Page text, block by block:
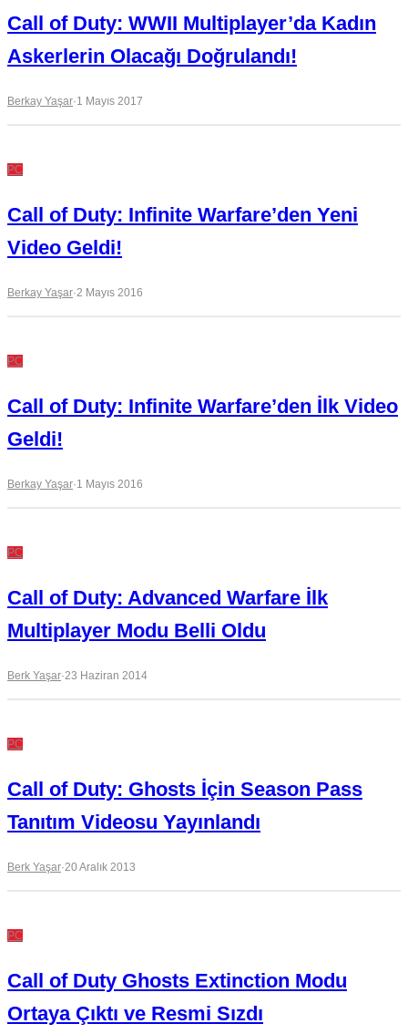
Call of Duty: WWII Multiplayer’da Kadın
Askerlerin Olacağı Doğrulandı!
Berkay Yaşar·1 Mayıs 2017
PC
Call of Duty: Infinite Warfare’den Yeni
Video Geldi!
Berkay Yaşar·2 Mayıs 2016
PC
Call of Duty: Infinite Warfare’den İlk Video
Geldi!
Berkay Yaşar·1 Mayıs 2016
PC
Call of Duty: Advanced Warfare İlk
Multiplayer Modu Belli Oldu
Berk Yaşar·23 Haziran 2014
PC
Call of Duty: Ghosts İçin Season Pass
Tanıtım Videosu Yayınlandı
Berk Yaşar·20 Aralık 2013
PC
Call of Duty Ghosts Extinction Modu
Ortaya Çıktı ve Resmi Sızdı